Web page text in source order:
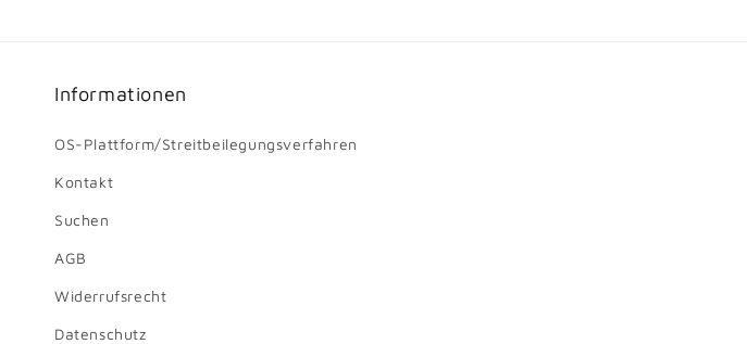
Informationen
OS-Plattform/Streitbeilegungsverfahren
Kontakt
Suchen
AGB
Widerrufsrecht
Datenschutz